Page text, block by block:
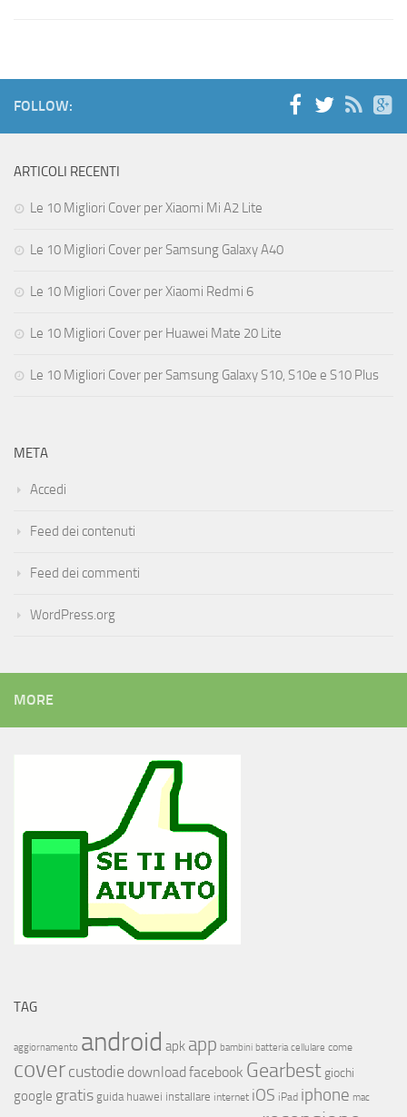
FOLLOW:
ARTICOLI RECENTI
Le 10 Migliori Cover per Xiaomi Mi A2 Lite
Le 10 Migliori Cover per Samsung Galaxy A40
Le 10 Migliori Cover per Xiaomi Redmi 6
Le 10 Migliori Cover per Huawei Mate 20 Lite
Le 10 Migliori Cover per Samsung Galaxy S10, S10e e S10 Plus
META
Accedi
Feed dei contenuti
Feed dei commenti
WordPress.org
MORE
TAG
aggiornamento android apk app bambini batteria cellulare come
covercustodie download facebook Gearbest giochi
google gratis guida huawei installare internet iOS iPad iphone mac